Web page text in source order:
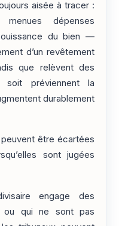
aisée à tracer :
dépenses
du bien —
d’un revêtement
que relèvent des
soit préviennent la
durablement
être écartées
sont jugées
engage des
ou qui ne sont pas